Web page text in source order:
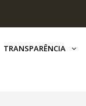
TRANSPARÊNCIA